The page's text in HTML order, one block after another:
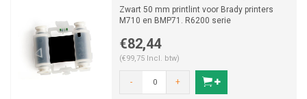
Zwart 50 mm printlint voor Brady printers
M710 en BMP71. R6200 serie
€82,44
(€99,75 Incl. btw)
- +